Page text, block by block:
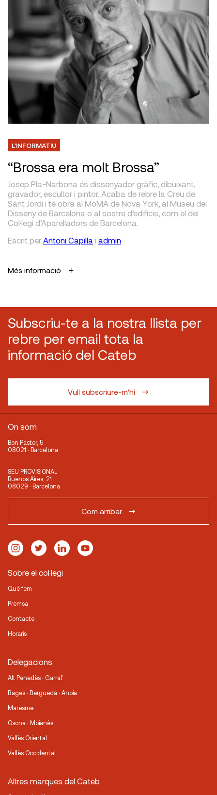
L'INFORMATIU
“Brossa era molt Brossa”
Josep Pla-Narbona és dissenyador gràfic, dibuixant,
gravador, escultor i pintor. Acaba de rebre la Creu de
Sant Jordi i té obra al MoMA de Nova York, al Museu del
Disseny de Barcelona o al sostre d’edificis, com el del
Col·legi d’Aparelladors de Barcelona.
Escrit per Antoni Capilla i admin
Més informació
Subscriu-te a la nostra llista per
rebre per email tota la
informació del Cateb
Vull subscriure-m'hi
On som
Bon Pastor, 5
08021 · Barcelona
SEU PROVISIONAL
Buenos Aires, 21
08029 · Barcelona
Com arribar
Sobre el col·legi
Què fem
Premsa
Contacte
Horaris
Delegacions
Alt Penedès · Garraf
Bages · Berguedà · Anoia
Maresme
Osona · Moianès
Vallès Oriental
Vallès Occidental
Altres marques del Cateb